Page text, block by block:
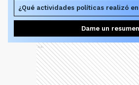
¿Qué actividades políticas realizó
Dame un resumen
Ads